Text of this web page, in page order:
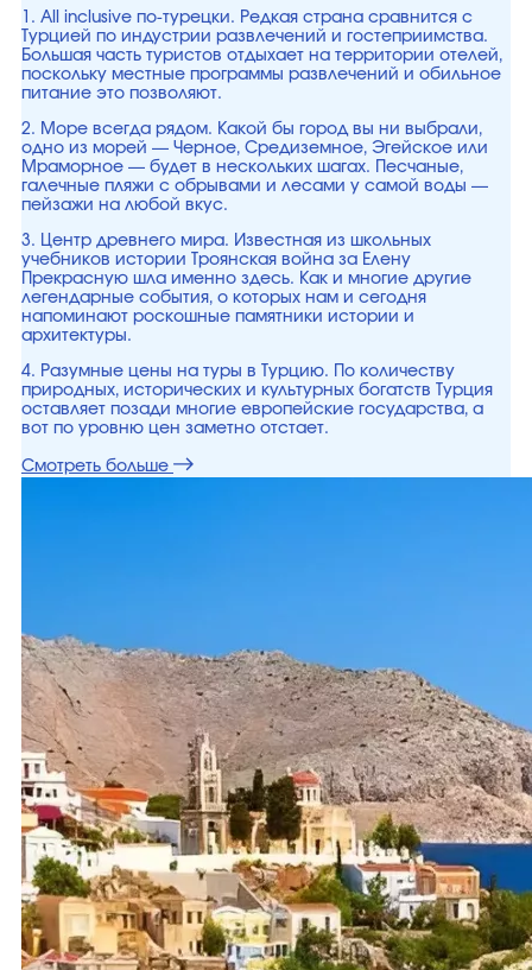
1. All inclusive по-турецки. Редкая страна сравнится с
Турцией по индустрии развлечений и гостеприимства.
Большая часть туристов отдыхает на территории отелей,
поскольку местные программы развлечений и обильное
питание это позволяют.
2. Море всегда рядом. Какой бы город вы ни выбрали,
одно из морей — Черное, Средиземное, Эгейское или
Мраморное — будет в нескольких шагах. Песчаные,
галечные пляжи с обрывами и лесами у самой воды —
пейзажи на любой вкус.
3. Центр древнего мира. Известная из школьных
учебников истории Троянская война за Елену
Прекрасную шла именно здесь. Как и многие другие
легендарные события, о которых нам и сегодня
напоминают роскошные памятники истории и
архитектуры.
4. Разумные цены на туры в Турцию. По количеству
природных, исторических и культурных богатств Турция
оставляет позади многие европейские государства, а
вот по уровню цен заметно отстает.
Смотреть больше